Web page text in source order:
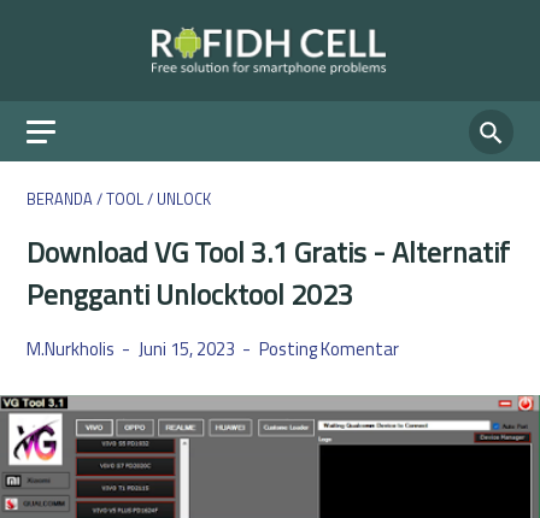
BERANDA/TOOL/ UNLOCK
Download VG Tool 3.1 Gratis - Alternatif
Pengganti Unlocktool 2023
M.Nurkholis Juni 15, 2023 Posting Komentar